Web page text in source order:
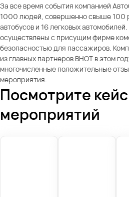
За все время события компанией
1000 людей, совершенно свыше 100
автобусов и 16 легковых
осуществлены с присущим фирме
безопасностью для пассажиров.
из главных партнеров ВНОТ в этом
многочисленные положительные
мероприятия.
Посмотрите
мероприятий